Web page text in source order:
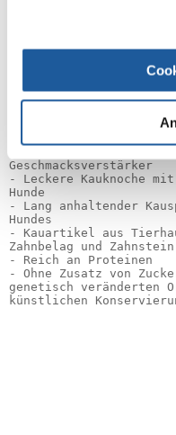
- Reduziert Plaque
- Sie reduzieren
- Lang anhaltende
Geschmacksverstärker
- Leckere Kauknoche
Hunde
- Lang anhaltender
Hundes
- Kauartikel aus
Zahnbelag und
- Reich an Proteinen
- Ohne Zusatz von
genetisch veränderten
künstlichen